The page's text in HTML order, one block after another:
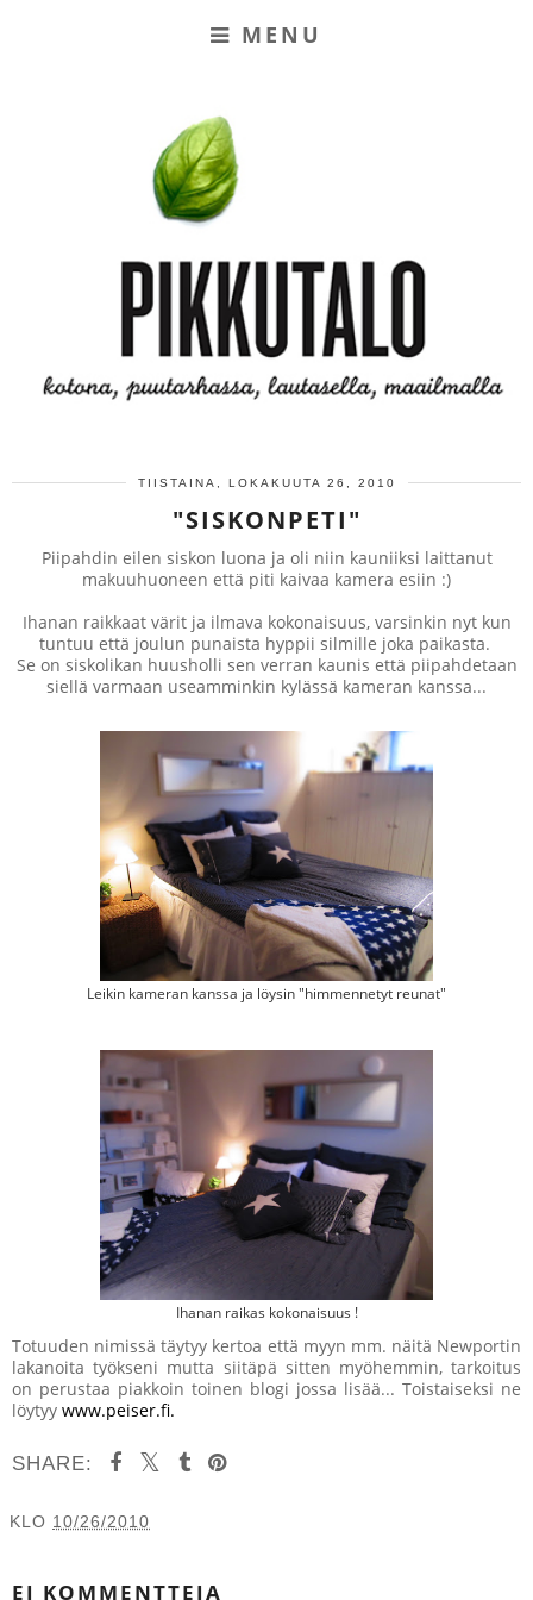
MENU
TIISTAINA, LOKAKUUTA 26, 2010
"SISKONPETI"
Piipahdin eilen siskon luona ja oli niin kauniiksi laittanut
makuuhuoneen että piti kaivaa kamera esiin :)
Ihanan raikkaat värit ja ilmava kokonaisuus, varsinkin nyt kun
tuntuu että joulun punaista hyppii silmille joka paikasta.
Se on siskolikan huusholli sen verran kaunis että piipahdetaan
siellä varmaan useamminkin kylässä kameran kanssa...
Leikin kameran kanssa ja löysin "himmennetyt reunat"
Ihanan raikas kokonaisuus !
Totuuden nimissä täytyy kertoa että myyn mm. näitä Newportin
lakanoita työkseni mutta siitäpä sitten myöhemmin, tarkoitus
on perustaa piakkoin toinen blogi jossa lisää... Toistaiseksi ne
löytyy www.peiser.fi.
SHARE:
KLO 10/26/2010
EI KOMMENTTEJA